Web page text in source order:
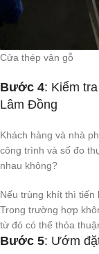
Cửa thép vân gỗ
Bước 4: Kiểm
Lâm Đồng
Khách hàng và nhà
công trình và số đo
nhau không?
Nếu trùng khít thì tiến
Trong trường hợp
từ đó có thể thỏa
Bước 5: Ướm